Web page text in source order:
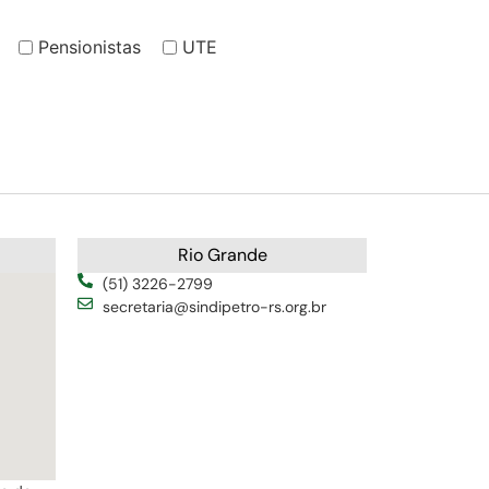
Pensionistas
UTE
Rio Grande
(51) 3226-2799
secretaria@sindipetro-rs.org.br